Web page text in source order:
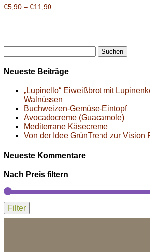
€5,90 – €11,90Preisspanne:
nach:
Neueste Beiträge
„Lupinello“ Eiweißbrot mit
Walnüssen
Buchweizen-Gemüse-Eintopf
Avocadocreme (Guacamole)
Mediterrane Käsecreme
Von der Idee GrünTrend zur Vision
Neueste Kommentare
Nach Preis filtern
Filter